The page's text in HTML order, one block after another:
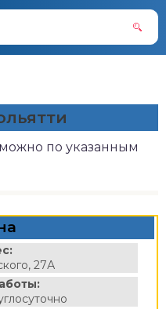
можно по указанным
27А